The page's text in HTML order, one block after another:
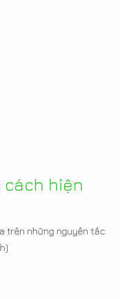
cách hiện
trên những nguyên tắc